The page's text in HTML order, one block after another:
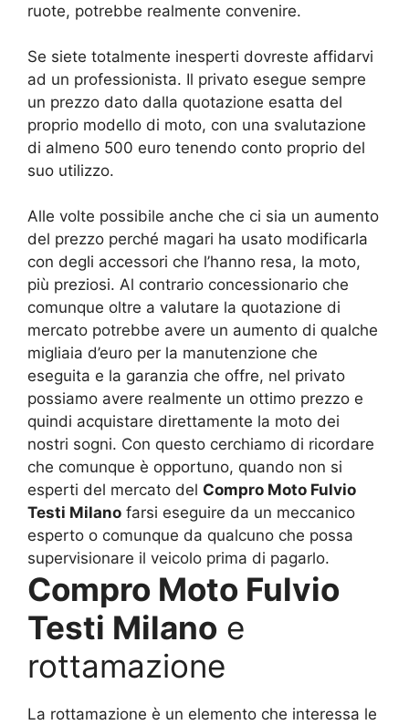
ruote, potrebbe realmente convenire.
Se siete totalmente inesperti dovreste affidarvi
ad un professionista. Il privato esegue sempre
un prezzo dato dalla quotazione esatta del
proprio modello di moto, con una svalutazione
di almeno 500 euro tenendo conto proprio del
suo utilizzo.
Alle volte possibile anche che ci sia un aumento
del prezzo perché magari ha usato modificarla
con degli accessori che l’hanno resa, la moto,
più preziosi. Al contrario concessionario che
comunque oltre a valutare la quotazione di
mercato potrebbe avere un aumento di qualche
migliaia d’euro per la manutenzione che
eseguita e la garanzia che offre, nel privato
possiamo avere realmente un ottimo prezzo e
quindi acquistare direttamente la moto dei
nostri sogni. Con questo cerchiamo di ricordare
che comunque è opportuno, quando non si
esperti del mercato del Compro Moto Fulvio
Testi Milano farsi eseguire da un meccanico
esperto o comunque da qualcuno che possa
supervisionare il veicolo prima di pagarlo.
Compro Moto Fulvio
Testi Milano e
rottamazione
La rottamazione è un elemento che interessa le